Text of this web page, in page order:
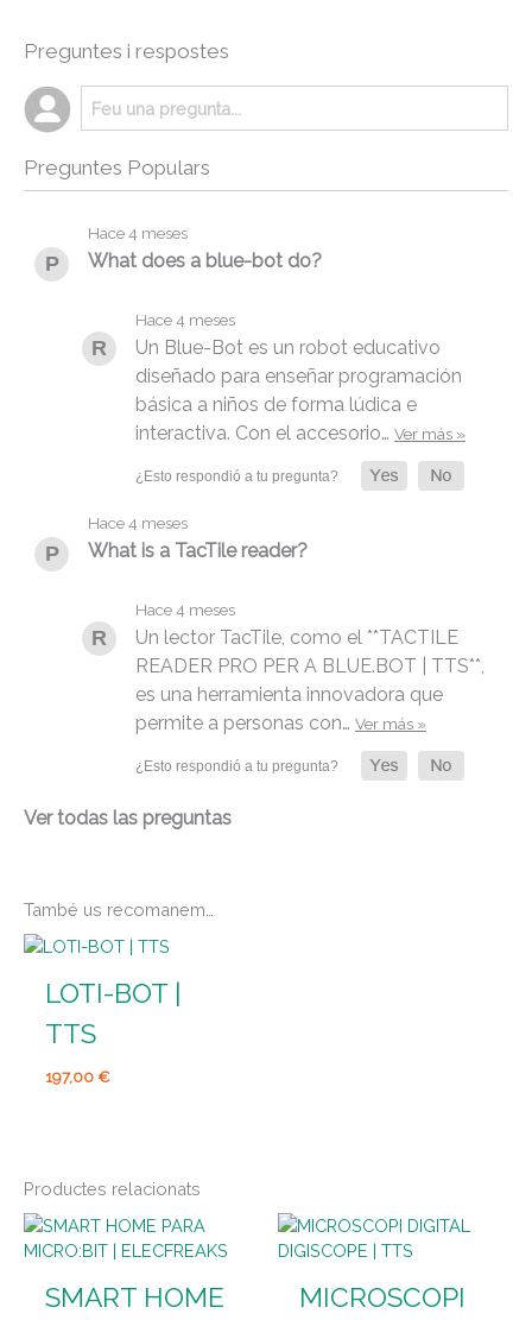
Preguntes i respostes
Preguntes Populars
Hace 4 meses
What does a blue-bot do?
Hace 4 meses
Un Blue-Bot es un robot educativo
diseñado para enseñar programación
básica a niños de forma lúdica e
interactiva. Con el accesorio…Ver más »
Hace 4 meses
What is a TacTile reader?
Hace 4 meses
Un lector TacTile, como el **TACTILE
READER PRO PER A BLUE.BOT | TTS**,
es una herramienta innovadora que
permite a personas con…Ver más »
Ver todas las preguntas
També us recomanem…
LOTI-BOT |
TTS
197,00 €
Productes relacionats
SMART HOME
MICROSCOPI